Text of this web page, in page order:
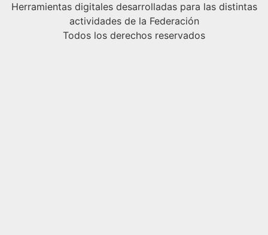
Herramientas digitales desarrolladas para las distintas
actividades de la Federación
Todos los derechos reservados